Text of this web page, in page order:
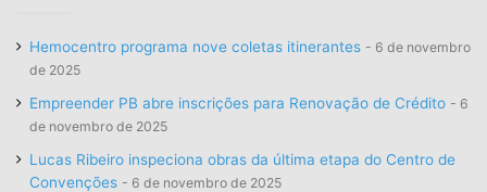
Hemocentro programa nove coletas itinerantes
6 de novembro
de 2025
Empreender PB abre inscrições para Renovação de Crédito
6
de novembro de 2025
Lucas Ribeiro inspeciona obras da última etapa do Centro de
Convenções
6 de novembro de 2025